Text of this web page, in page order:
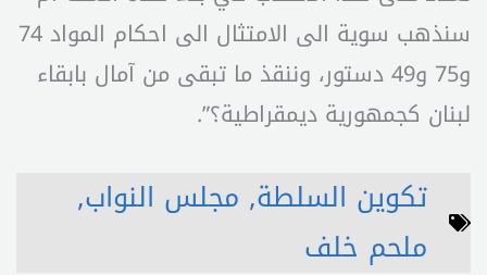
سنذهب سوية الى الامتثال الى احكام المواد 74
و75 و49 دستور، وننقذ ما تبقى من آمال بابقاء
لبنان كجمهورية ديمقراطية؟”.
تكوين السلطة, مجلس النواب,
ملحم خلف